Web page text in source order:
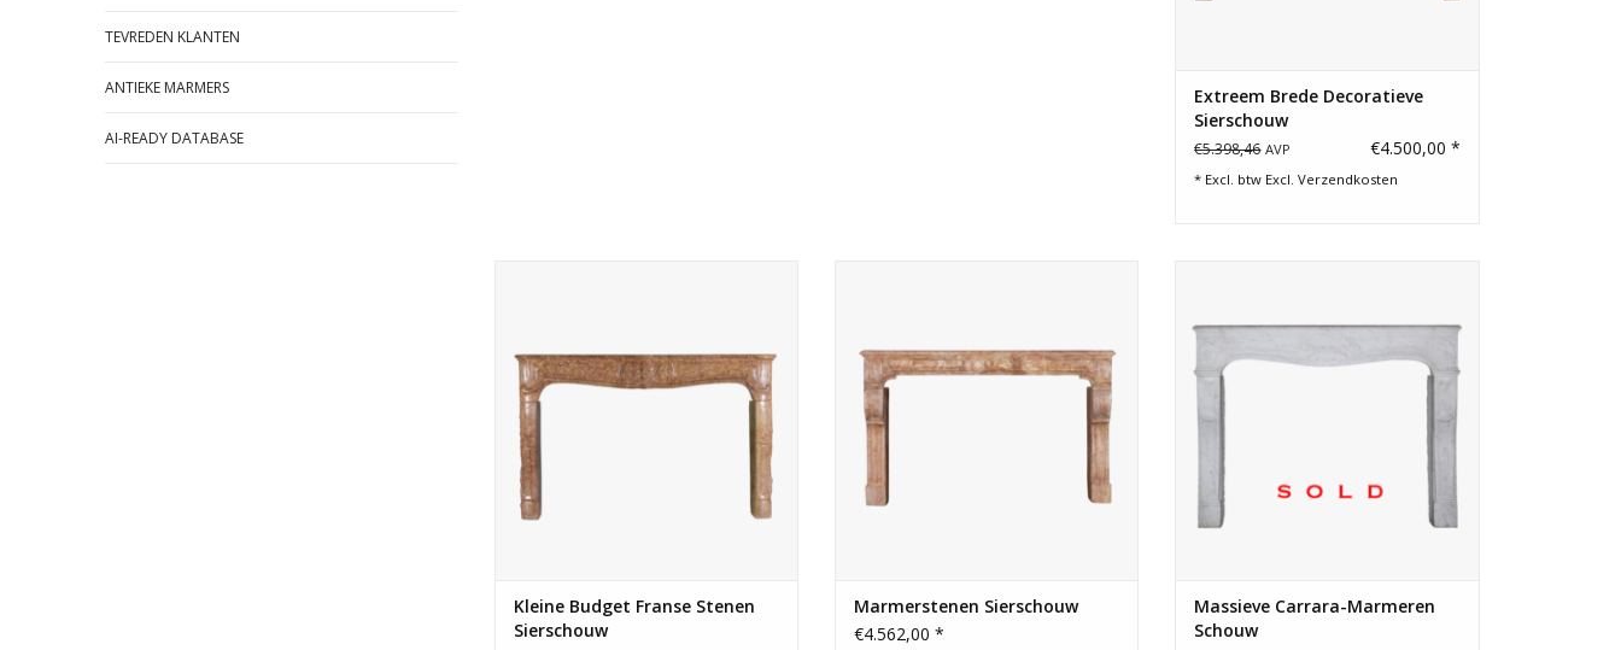
TEVREDEN KLANTEN
ANTIEKE MARMERS
AI-READY DATABASE
Extreem Brede Decoratieve
Sierschouw
€5.398,46 AVP €4.500,00 *
* Excl. btw Excl.Verzendkosten
Kleine Budget Franse Stenen
Sierschouw
Marmerstenen Sierschouw
€4.562,00 *
Massieve Carrara-Marmeren
Schouw